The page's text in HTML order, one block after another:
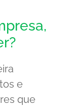
e
que